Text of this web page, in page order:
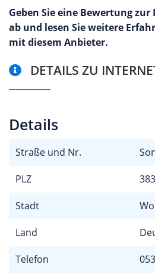
Geben Sie eine Bewertung
ab und lesen Sie weitere
mit diesem Anbieter.
DETAILS ZU
Details
Straße und Nr.
PLZ
Stadt
Land
Telefon